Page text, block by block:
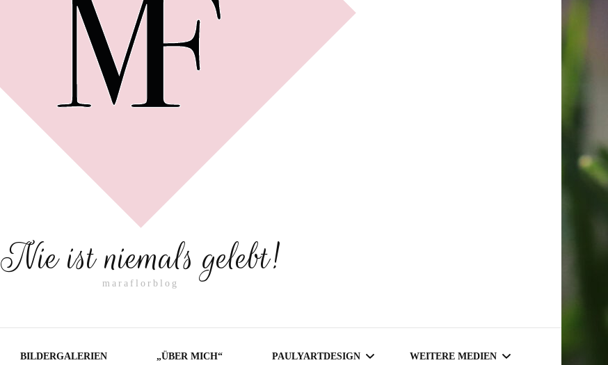
Nie ist niemals gelebt!
maraflorblog
BILDERGALERIEN „ÜBER MICH“ PAULYARTDESIGN WEITERE MEDIEN